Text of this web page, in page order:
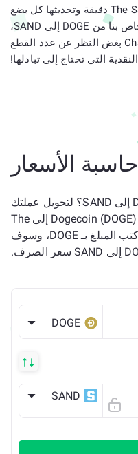
الرهانات من Dogecoin إلى The Sandbox دقيقة وتحديثها كل بضع
ثوان. لا توجد قيود على المحول الخاص بنا من DOGE إلى SAND،
لذا لا تتردد في استخدام ChangeNOW بغض النظر عن عدد القطع
النقدية التي تحتاج إلى تبادلها!
حاسبة الأسعار
هل أنت مستعد لتبديل DOGE إلى SAND؟ لتحويل عملتك
الرقمية بكفاءة، جرب محول Dogecoin (DOGE) إلى The
Sandbox (SAND) ETH. فقط اكتب المبلغ بـ DOGE، وسوف
DOGE
SAND